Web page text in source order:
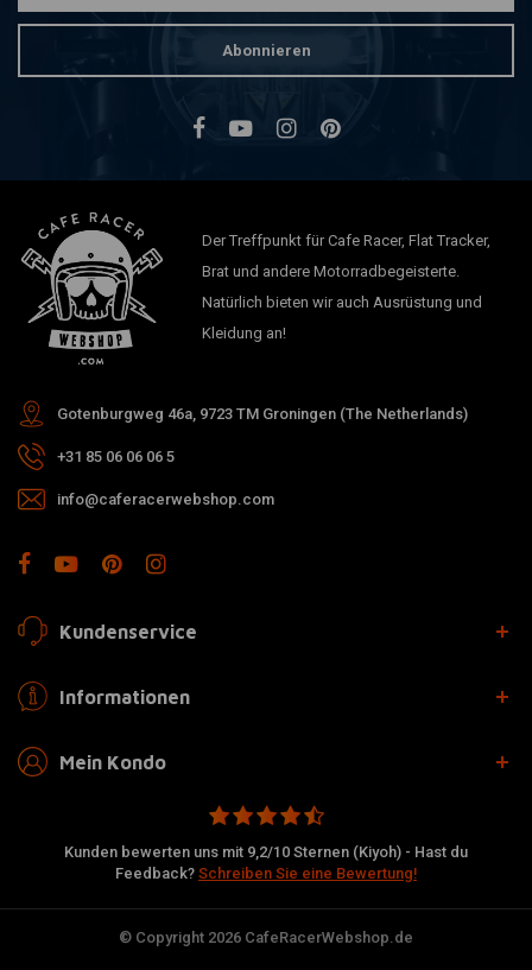
Abonnieren
Der Treffpunkt für Cafe Racer, Flat Tracker,
Brat und andere Motorradbegeisterte.
Natürlich bieten wir auch Ausrüstung und
Kleidung an!
Gotenburgweg 46a, 9723 TM Groningen (The Netherlands)
+31 85 06 06 06 5
info@caferacerwebshop.com
Kundenservice
Informationen
Mein Kondo
Kunden bewerten uns mit 9,2/10 Sternen (Kiyoh) - Hast du
Feedback? Schreiben Sie eine Bewertung!
© Copyright 2026 CafeRacerWebshop.de